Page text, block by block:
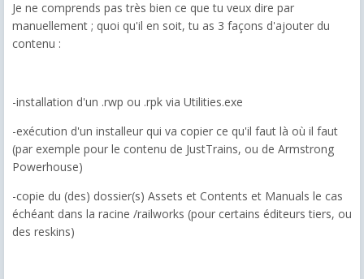
Je ne comprends pas très bien ce que tu veux dire par
manuellement ; quoi qu'il en soit, tu as 3 façons d'ajouter du
contenu :
-installation d'un .rwp ou .rpk via Utilities.exe
-exécution d'un installeur qui va copier ce qu'il faut là où il faut
(par exemple pour le contenu de JustTrains, ou de Armstrong
Powerhouse)
-copie du (des) dossier(s) Assets et Contents et Manuals le cas
échéant dans la racine /railworks (pour certains éditeurs tiers, ou
des reskins)